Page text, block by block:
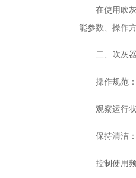
在使用吹灰
能参数、操作
二、吹灰器
操作规范：
观察运行状
保持清洁：
控制使用频